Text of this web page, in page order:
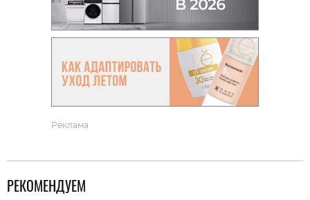
Реклама
РЕКОМЕНДУЕМ